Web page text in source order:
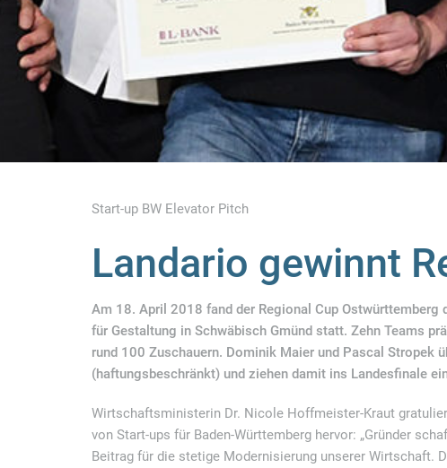
Start-up BW Elevator Pitch
Landario gewinnt
Am 18. April 2018 fand der Regional Cup Ostwürttemberg
für Gestaltung in Schwäbisch Gmünd statt. Zehn Teams
rund 100 Zuschauern. Dominik Maier und Pascal Stropek
(haftungsbeschränkt) und ziehen damit ins Landesfinale
Wirtschaftsministerin Dr. Nicole Hoffmeister-Kraut
von Start-ups für Baden-Württemberg hervor: „Gründer
Beitrag für die stetige Modernisierung unserer Wirtschaft.